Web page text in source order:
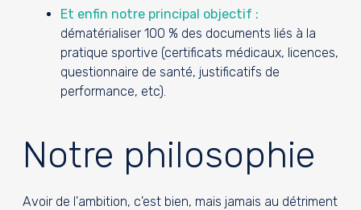
Et enfin notre principal objectif :
dématérialiser 100 % des documents liés à la
pratique sportive (certificats médicaux, licences,
questionnaire de santé, justificatifs de
performance, etc).
Notre philosophie
Avoir de l'ambition, c'est bien, mais jamais au détriment